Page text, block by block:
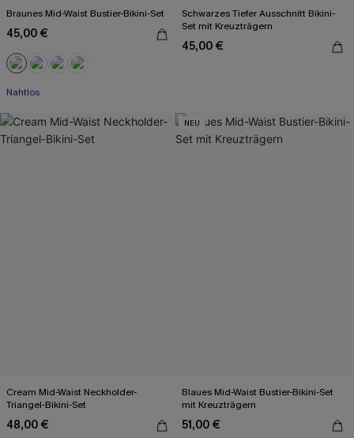
Braunes Mid-Waist Bustier-Bikini-Set
45,00 €
Mit Gratis-Maßband
Nahtlos
Schwarzes Tiefer Ausschnitt Bikini-
Set mit Kreuzträgern
45,00 €
Cream Mid-Waist Neckholder-
Triangel-Bikini-Set
48,00 €
NEU
Blaues Mid-Waist Bustier-Bikini-Set
mit Kreuzträgern
51,00 €